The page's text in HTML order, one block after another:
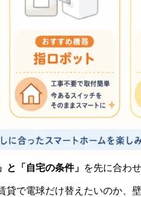
と「自宅の条件」 を先に合わ
で電球だけ替えたいのか、